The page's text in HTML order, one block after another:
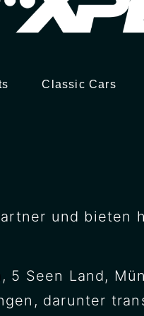
Classic Cars
und bieten
5 Seen Land,
darunter